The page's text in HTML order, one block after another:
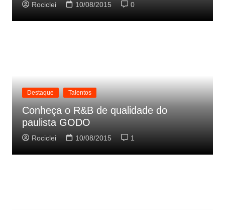
Rociclei 10/08/2015 0
Destaque Talentos
Conheça o R&B de qualidade do
paulista GODO
Rociclei 10/08/2015 1